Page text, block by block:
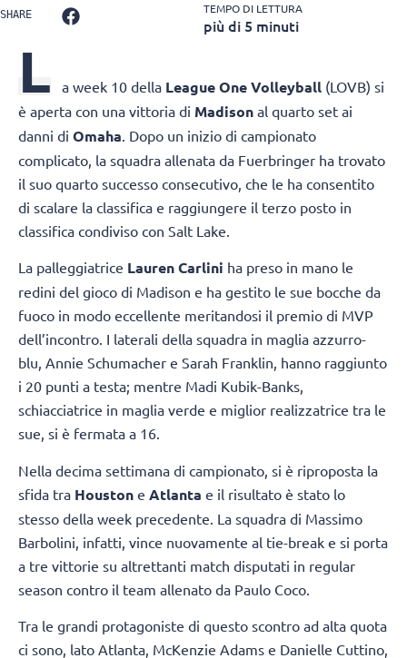
SHARE TEMPO DI LETTURA
più di 5 minuti
L a week 10 della League One Volleyball (LOVB) si
è aperta con una vittoria di Madison al quarto set ai
danni di Omaha. Dopo un inizio di campionato
complicato, la squadra allenata da Fuerbringer ha trovato
il suo quarto successo consecutivo, che le ha consentito
di scalare la classifica e raggiungere il terzo posto in
classifica condiviso con Salt Lake.
La palleggiatrice Lauren Carlini ha preso in mano le
redini del gioco di Madison e ha gestito le sue bocche da
fuoco in modo eccellente meritandosi il premio di MVP
dell’incontro. I laterali della squadra in maglia azzurro-
blu, Annie Schumacher e Sarah Franklin, hanno raggiunto
i 20 punti a testa; mentre Madi Kubik-Banks,
schiacciatrice in maglia verde e miglior realizzatrice tra le
sue, si è fermata a 16.
Nella decima settimana di campionato, si è riproposta la
sfida tra Houston e Atlanta e il risultato è stato lo
stesso della week precedente. La squadra di Massimo
Barbolini, infatti, vince nuovamente al tie-break e si porta
a tre vittorie su altrettanti match disputati in regular
season contro il team allenato da Paulo Coco.
Tra le grandi protagoniste di questo scontro ad alta quota
ci sono, lato Atlanta, McKenzie Adams e Danielle Cuttino,